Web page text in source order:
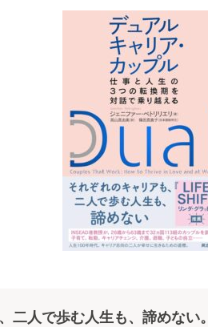
二人で歩む人生も、諦めない。